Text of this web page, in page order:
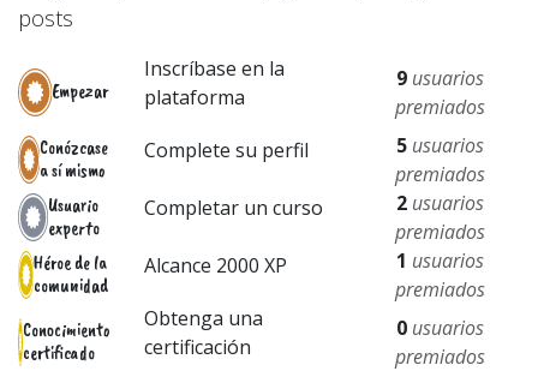
posts
Empezar
Inscríbase en la
plataforma
9 usuarios
premiados
Conózcase
a sí mismo
Complete su perfil 5 usuarios
premiados
Usuario
experto
Completar un curso 2 usuarios
premiados
Héroe de la
comunidad
Alcance 2000 XP 1 usuarios
premiados
Conocimiento
certificado
Obtenga una
certificación
0 usuarios
premiados